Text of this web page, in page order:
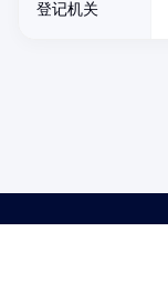
登记机关